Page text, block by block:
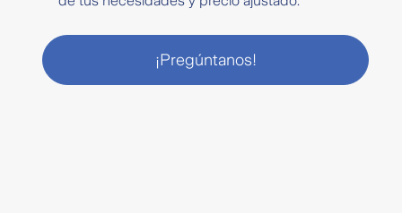
¡Pregúntanos!